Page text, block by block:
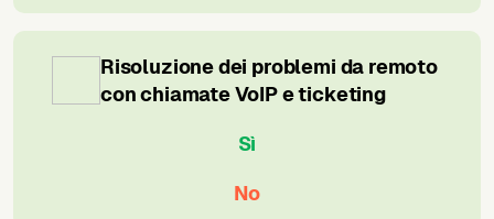
Risoluzione dei problemi da remoto
con chiamate VoIP e ticketing
Sì
No